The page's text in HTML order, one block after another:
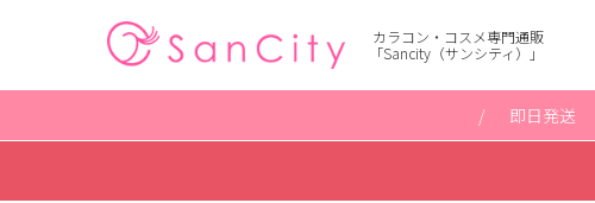
カラコン・コスメ専門通販
「Sancity（サンシティ）」
即日発送